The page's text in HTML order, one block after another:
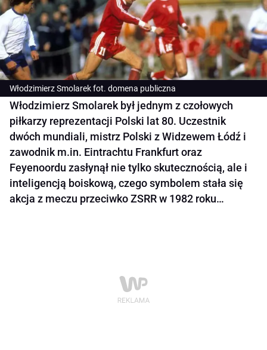
Włodzimierz Smolarek fot. domena publiczna
Włodzimierz Smolarek był jednym z czołowych
piłkarzy reprezentacji Polski lat 80. Uczestnik
dwóch mundiali, mistrz Polski z Widzewem Łódź i
zawodnik m.in. Eintrachtu Frankfurt oraz
Feyenoordu zasłynął nie tylko skutecznością, ale i
inteligencją boiskową, czego symbolem stała się
akcja z meczu przeciwko ZSRR w 1982 roku…